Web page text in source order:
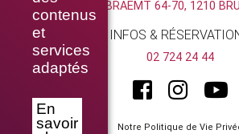
contenus
et
services
adaptés
En
savoir
RUE BRAEMT 64-70, 1210
INFOS &
02 724 24 44
Notre Politique de Vie